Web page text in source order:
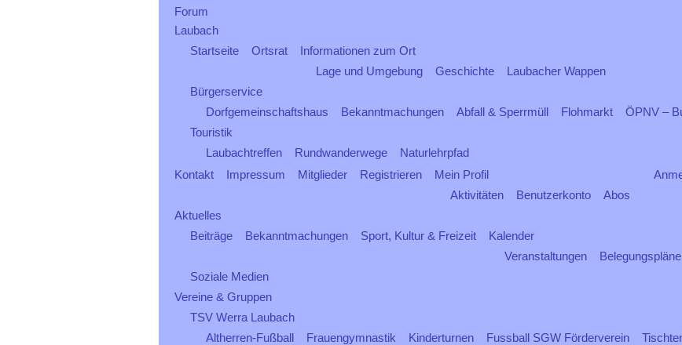
Forum
Laubach
Startseite
Ortsrat
Informationen zum Ort
Lage und Umgebung
Geschichte
Laubacher Wappen
Bürgerservice
Dorfgemeinschaftshaus
Bekanntmachungen Abfall & Sperrmüll Flohmarkt ÖPNV –
Touristik
Laubachtreffen
Rundwanderwege
Naturlehrpfad
Kontakt
Impressum Mitglieder Registrieren
Mein Profil
Aktivitäten
Benutzerkonto Abos
Aktuelles
Beiträge
Bekanntmachungen Sport, Kultur & Freizeit
Kalender
Veranstaltungen
Belegungspläne
Soziale Medien
Vereine & Gruppen
TSV Werra Laubach
Altherren-Fußball
Frauengymnastik
Kinderturnen Fussball SGW Förderverein